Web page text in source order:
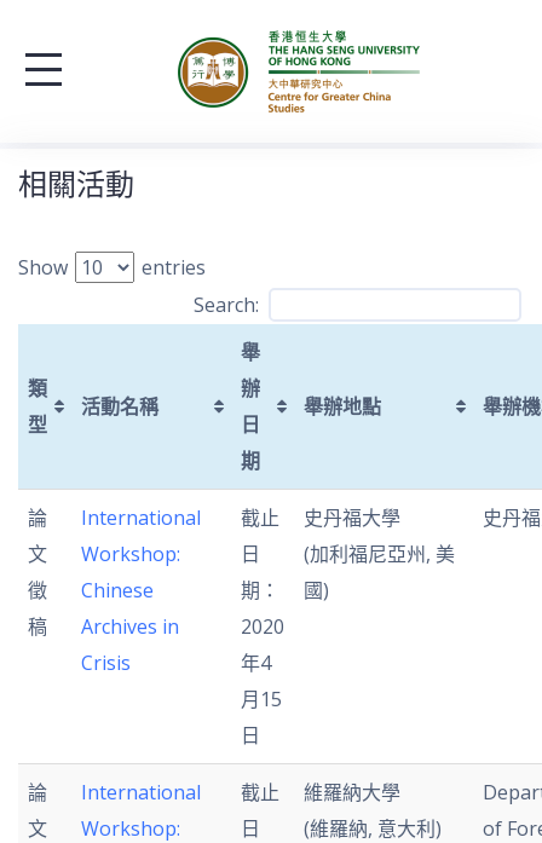
相關活動
Show
entries
Search:
類
型
活動名稱
舉
辦
日
期
舉辦地點 舉辦
論
文
徵
稿
International
Workshop:
Chinese
Archives in
Crisis
截止
日
期：
2020
年4
月15
日
史丹福大學
(加利福尼亞州, 美
國)
史丹
論
文
International
Workshop:
截止
日
維羅納大學
(維羅納, 意大利)
of